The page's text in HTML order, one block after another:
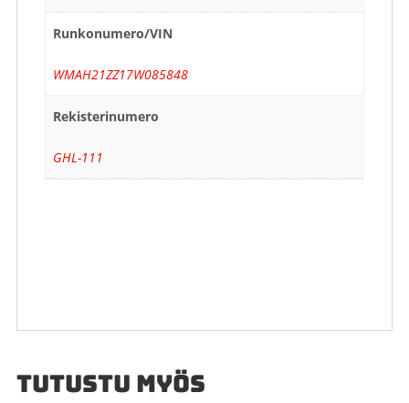
Runkonumero/VIN
WMAH21ZZ17W085848
Rekisterinumero
GHL-111
TUTUSTU MYÖS